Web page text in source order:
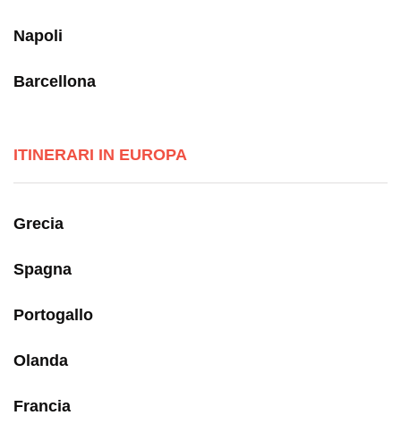
Napoli
Barcellona
ITINERARI IN EUROPA
Grecia
Spagna
Portogallo
Olanda
Francia